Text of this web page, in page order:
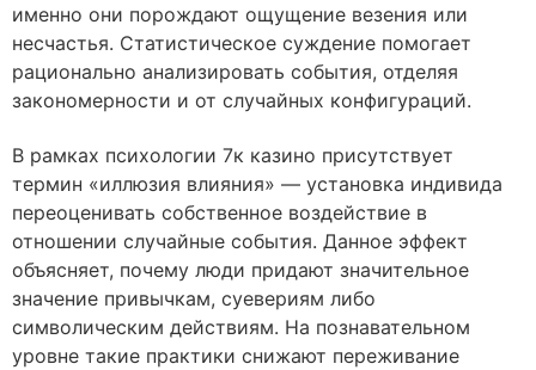
именно они порождают ощущение везения или
несчастья. Статистическое суждение помогает
рационально анализировать события, отделяя
закономерности и от случайных конфигураций.
В рамках психологии 7к казино присутствует
термин «иллюзия влияния» — установка индивида
переоценивать собственное воздействие в
отношении случайные события. Данное эффект
объясняет, почему люди придают значительное
значение привычкам, суевериям либо
символическим действиям. На познавательном
уровне такие практики снижают переживание